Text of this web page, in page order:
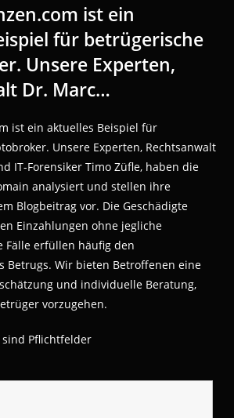
ist ein
für betrügerische
Unsere Experten,
Dr. Marc…
ist ein aktuelles Beispiel für
Unsere Experten, Rechtsanwalt
IT-Forensiker Timo Züfle, haben die
analysiert und stellen ihre
Blogbeitrag vor. Die Geschädigte
Einzahlungen ohne jegliche
Fälle erfüllen häufig den
Betrugs. Wir bieten Betroffenen eine
und individuelle Beratung,
vorzugehen.
sind Pflichtfelder